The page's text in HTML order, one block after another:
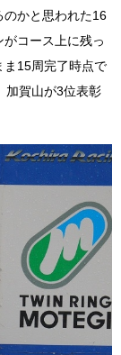
のかと思われた16
コース上に残っ
ま15周完了時点で
加賀山が3位表彰